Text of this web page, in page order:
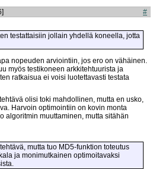
#
testattaisiin jollain yhdellä koneella, jotta
nopeuden arviointiin, jos ero on vähäinen.
myös testikoneen arkkitehtuurista ja
ratkaisua ei voisi luotettavasti testata
olisi toki mahdollinen, mutta en usko,
Harvoin optimointiin on kovin monta
algoritmin muuttaminen, mutta sitähän
mutta tuo MD5-funktion toteutus
ja monimutkainen optimoitavaksi